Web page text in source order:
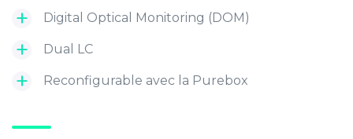
Digital Optical Monitoring (DOM)
Dual LC
Reconfigurable avec la Purebox